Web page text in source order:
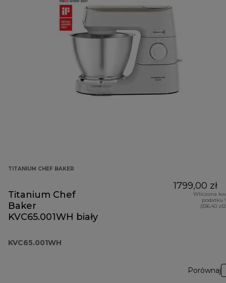
TITANIUM CHEF BAKER
Titanium Chef
Baker
KVC65.001WH biały
KVC65.001WH
1799,00 zł
Wliczona
podatku
(336,40
Porównaj